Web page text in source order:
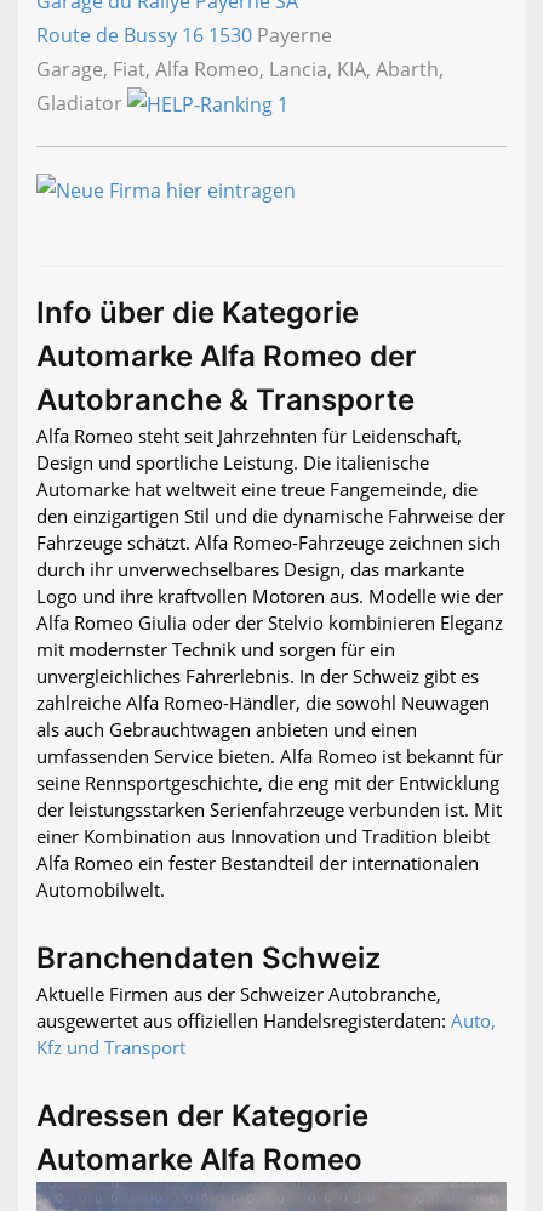
Route de Bussy 16 1530 Payerne
Garage, Fiat, Alfa Romeo, Lancia, KIA, Abarth,
Gladiator
Info über die Kategorie
Automarke Alfa Romeo der
Autobranche & Transporte
Alfa Romeo steht seit Jahrzehnten für Leidenschaft,
Design und sportliche Leistung. Die italienische
Automarke hat weltweit eine treue Fangemeinde, die
den einzigartigen Stil und die dynamische Fahrweise der
Fahrzeuge schätzt. Alfa Romeo-Fahrzeuge zeichnen sich
durch ihr unverwechselbares Design, das markante
Logo und ihre kraftvollen Motoren aus. Modelle wie der
Alfa Romeo Giulia oder der Stelvio kombinieren Eleganz
mit modernster Technik und sorgen für ein
unvergleichliches Fahrerlebnis. In der Schweiz gibt es
zahlreiche Alfa Romeo-Händler, die sowohl Neuwagen
als auch Gebrauchtwagen anbieten und einen
umfassenden Service bieten. Alfa Romeo ist bekannt für
seine Rennsportgeschichte, die eng mit der Entwicklung
der leistungsstarken Serienfahrzeuge verbunden ist. Mit
einer Kombination aus Innovation und Tradition bleibt
Alfa Romeo ein fester Bestandteil der internationalen
Automobilwelt.
Branchendaten Schweiz
Aktuelle Firmen aus der Schweizer Autobranche,
ausgewertet aus offiziellen Handelsregisterdaten: Auto,
Kfz und Transport
Adressen der Kategorie
Automarke Alfa Romeo